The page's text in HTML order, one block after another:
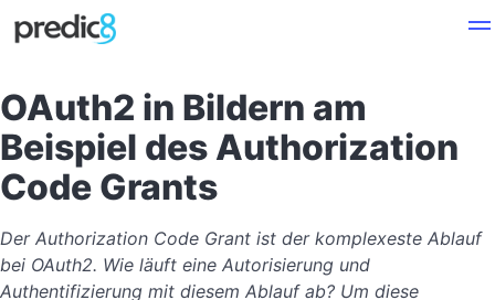
OAuth2 in Bildern am
Beispiel des Authorization
Code Grants
Der Authorization Code Grant ist der komplexeste Ablauf
bei OAuth2. Wie läuft eine Autorisierung und
Authentifizierung mit diesem Ablauf ab? Um diese